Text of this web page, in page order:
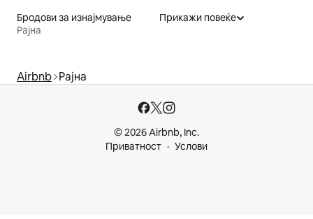
Бродови за изнајмување
Рајна
Прикажи повеќе
Airbnb Рајна
© 2026 Airbnb, Inc.
Приватност
Услови